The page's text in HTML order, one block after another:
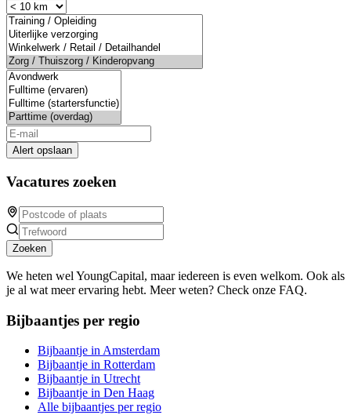
Alert opslaan
Vacatures zoeken
Zoeken
We heten wel YoungCapital, maar iedereen is even welkom. Ook als
je al wat meer ervaring hebt. Meer weten? Check onze FAQ.
Bijbaantjes per regio
Bijbaantje in Amsterdam
Bijbaantje in Rotterdam
Bijbaantje in Utrecht
Bijbaantje in Den Haag
Alle bijbaantjes per regio